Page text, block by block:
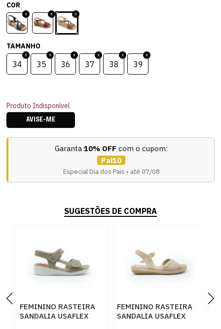
COR
TAMANHO
34 35 36 37 38 39
Produto Indisponível
AVISE-ME
Garanta 10% OFF com o cupom:
Pai10
Especial Dia dos Pais • até 07/08
SUGESTÕES DE COMPRA
FEMININO RASTEIRA
SANDALIA USAFLEX
FEMININO RASTEIRA
SANDALIA USAFLEX